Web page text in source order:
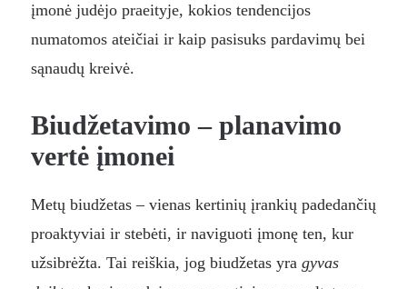
įmonė judėjo praeityje, kokios tendencijos
numatomos ateičiai ir kaip pasisuks pardavimų bei
sąnaudų kreivė.
Biudžetavimo – planavimo
vertė įmonei
Metų biudžetas – vienas kertinių įrankių padedančių
proaktyviai ir stebėti, ir naviguoti įmonę ten, kur
užsibrėžta. Tai reiškia, jog biudžetas yra gyvas